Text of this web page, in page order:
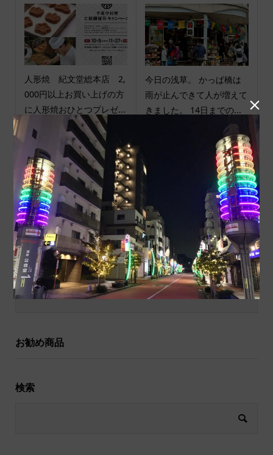
人形焼 紀文堂総本店 2,
000円以上お買い上げの方
に人形焼おひとつプレゼ...
今日の浅草。 かっぱ橋は
雨が止んできて人が増えて
きました。 14日までの...
商品カテゴリ
商品ジャンル
ポチ袋
和小物
祝儀袋
お勧め商品
検索
